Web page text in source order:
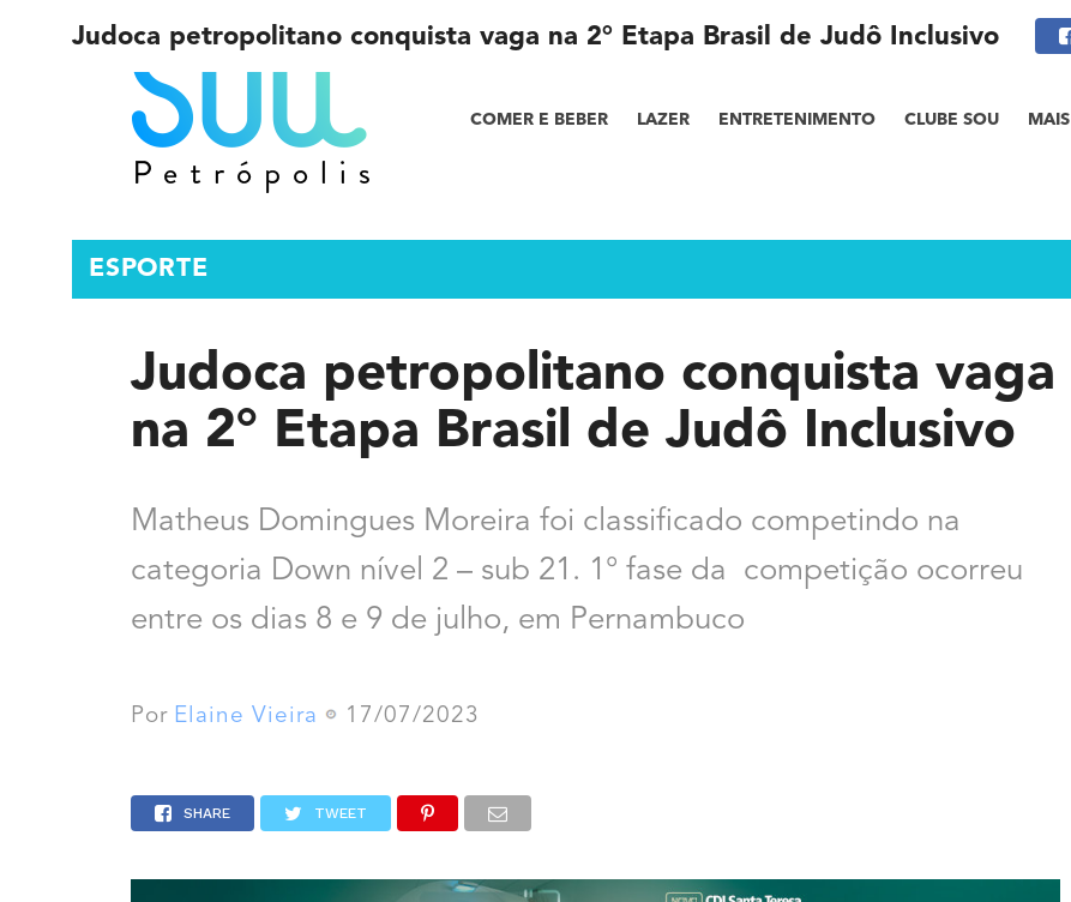
COMER E BEBER LAZER ENTRETENIMENTO CLUBE SOU MAIS
Judoca petropolitano conquista vaga na 2° Etapa Brasil de Judô Inclusivo
ESPORTE
Judoca petropolitano conquista vaga
na 2° Etapa Brasil de Judô Inclusivo
Matheus Domingues Moreira foi classificado competindo na
categoria Down nível 2 – sub 21. 1° fase da competição ocorreu
entre os dias 8 e 9 de julho, em Pernambuco
Por Elaine Vieira 17/07/2023
SHARE TWEET